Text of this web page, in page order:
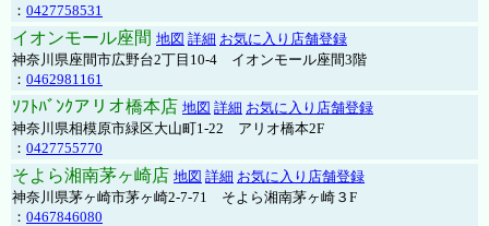
： 0427758531
イオンモール座間 地図 詳細 お気に入り店舗登録
神奈川県座間市広野台2丁目10-4 イオンモール座間3階
： 0462981161
ｿﾌﾄﾊﾞﾝｸアリオ橋本店 地図 詳細 お気に入り店舗登録
神奈川県相模原市緑区大山町1-22 アリオ橋本2F
： 0427755770
そよら湘南茅ヶ崎店 地図 詳細 お気に入り店舗登録
神奈川県茅ヶ崎市茅ヶ崎2‐7‐71 そよら湘南茅ヶ崎３F
： 0467846080